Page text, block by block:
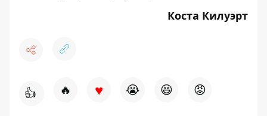
Коста Килуэрт
👍 🔥 ♥ 😭 😆 😡